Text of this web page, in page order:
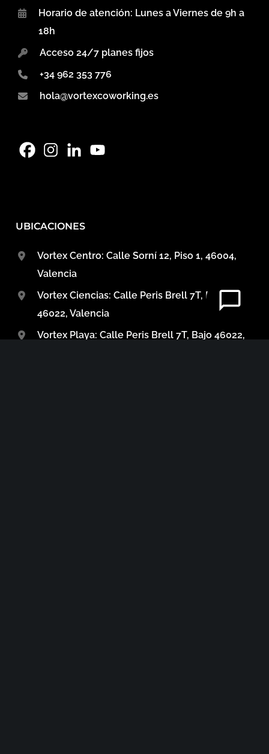
Horario de atención: Lunes a Viernes de 9h a
18h
Acceso 24/7 planes fijos
+34 962 353 776
hola@vortexcoworking.es
UBICACIONES
Vortex Centro: Calle Sorní 12, Piso 1, 46004,
Valencia
Vortex Ciencias: Calle Peris Brell 7T, Bajo,
46022, Valencia
Vortex Playa: Calle Peris Brell 7T, Bajo 46022,